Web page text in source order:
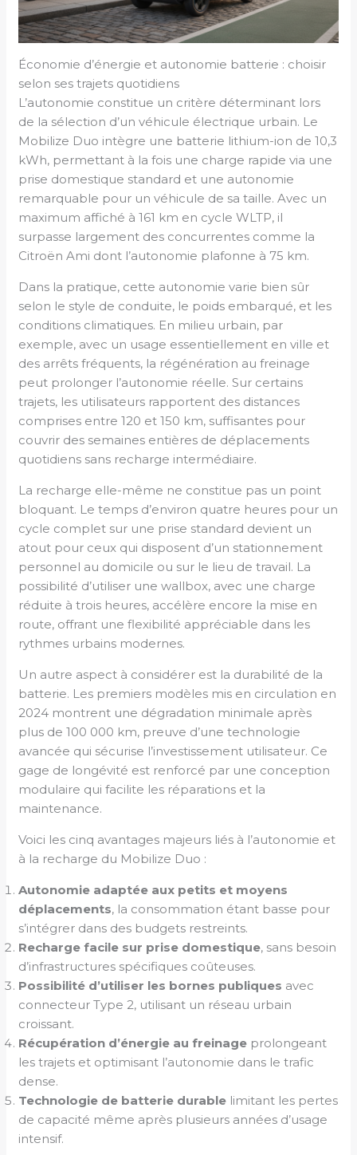
Économie d’énergie et autonomie batterie : choisir
selon ses trajets quotidiens
L’autonomie constitue un critère déterminant lors
de la sélection d’un véhicule électrique urbain. Le
Mobilize Duo intègre une batterie lithium-ion de 10,3
kWh, permettant à la fois une charge rapide via une
prise domestique standard et une autonomie
remarquable pour un véhicule de sa taille. Avec un
maximum affiché à 161 km en cycle WLTP, il
surpasse largement des concurrentes comme la
Citroën Ami dont l’autonomie plafonne à 75 km.
Dans la pratique, cette autonomie varie bien sûr
selon le style de conduite, le poids embarqué, et les
conditions climatiques. En milieu urbain, par
exemple, avec un usage essentiellement en ville et
des arrêts fréquents, la régénération au freinage
peut prolonger l’autonomie réelle. Sur certains
trajets, les utilisateurs rapportent des distances
comprises entre 120 et 150 km, suffisantes pour
couvrir des semaines entières de déplacements
quotidiens sans recharge intermédiaire.
La recharge elle-même ne constitue pas un point
bloquant. Le temps d’environ quatre heures pour un
cycle complet sur une prise standard devient un
atout pour ceux qui disposent d’un stationnement
personnel au domicile ou sur le lieu de travail. La
possibilité d’utiliser une wallbox, avec une charge
réduite à trois heures, accélère encore la mise en
route, offrant une flexibilité appréciable dans les
rythmes urbains modernes.
Un autre aspect à considérer est la durabilité de la
batterie. Les premiers modèles mis en circulation en
2024 montrent une dégradation minimale après
plus de 100 000 km, preuve d’une technologie
avancée qui sécurise l’investissement utilisateur. Ce
gage de longévité est renforcé par une conception
modulaire qui facilite les réparations et la
maintenance.
Voici les cinq avantages majeurs liés à l’autonomie et
à la recharge du Mobilize Duo :
Autonomie adaptée aux petits et moyens
déplacements, la consommation étant basse pour
s’intégrer dans des budgets restreints.
Recharge facile sur prise domestique, sans besoin
d’infrastructures spécifiques coûteuses.
Possibilité d’utiliser les bornes publiques avec
connecteur Type 2, utilisant un réseau urbain
croissant.
Récupération d’énergie au freinage prolongeant
les trajets et optimisant l’autonomie dans le trafic
dense.
Technologie de batterie durable limitant les pertes
de capacité même après plusieurs années d’usage
intensif.